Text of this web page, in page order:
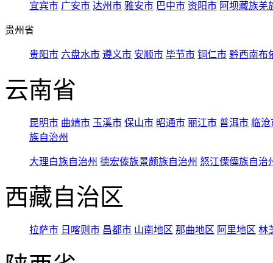
宜宾市 广安市 达州市 雅安市 巴中市 资阳市 阿坝藏族羌
贵州省
贵阳市 六盘水市 遵义市 安顺市 毕节市 铜仁市 黔西南布
云南省
昆明市 曲靖市 玉溪市 保山市 昭通市 丽江市 普洱市 临
族自治州
大理白族自治州 德宏傣族景颇族自治州 怒江傈僳族自治
西藏自治区
拉萨市 日喀则市 昌都市 山南地区 那曲地区 阿里地区 林